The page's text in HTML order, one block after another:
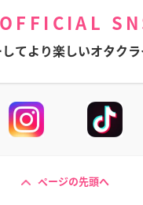
OFFICIAL
てより楽しいオタクラ
ページの先頭へ